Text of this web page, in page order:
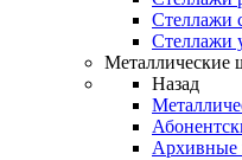
Стеллажи
Стеллажи
Металлические
Назад